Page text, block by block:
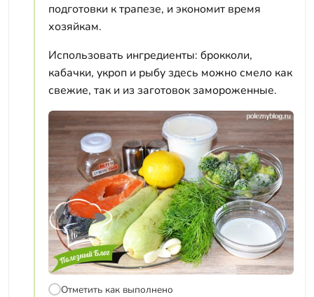
подготовки к трапезе, и экономит время
хозяйкам.
Использовать ингредиенты: брокколи,
кабачки, укроп и рыбу здесь можно смело как
свежие, так и из заготовок замороженные.
Отметить как выполнено